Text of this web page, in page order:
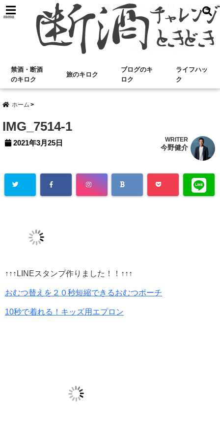
menu
禁酒・断酒
のキロク
旅のキロク
ブログのキ
ロク
ライフハッ
ク
ホーム
IMG_7514-1
2021年3月25日 WRITER
今野健介
↑↑↑LINEスタンプ作りました！！↑↑↑
おむつ替えを２０秒短縮できるおむつポーチ
10秒で着れる！キッズ用エプロン